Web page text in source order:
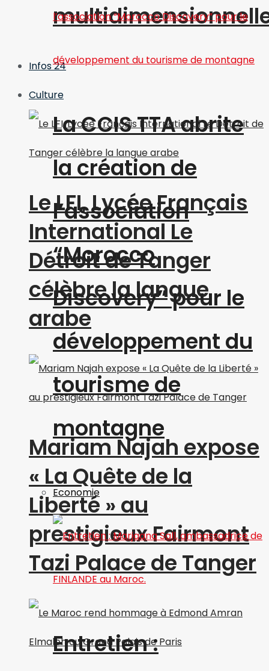
Infos 24
Culture
Le LFI, Lycée Français
International Le
Détroit de Tanger
célèbre la langue
arabe
Mariam Najah expose
« La Quête de la
Liberté » au
prestigieux Fairmont
Tazi Palace de Tanger
La CCIS TTA abrite
la création de
l’association
“Morocco
Discovery” pour le
développement du
tourisme de
montagne
Economie
Entretien :